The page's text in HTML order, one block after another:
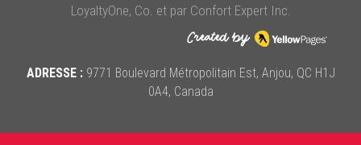
LoyaltyOne, Co. et par Confort Expert Inc.
ADRESSE :9771 Boulevard Métropolitain Est, Anjou, QC H1J
0A4, Canada